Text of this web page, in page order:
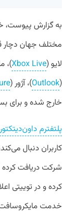
به گزارش پیوست،
مختلف جهان
لایو (Xbox Live)،
(
Outlook)، آژور (
خارج شده و برای
پلتفترم داون‌دیتکتور
کاربران دنبال
شرکت دریافت
کرده و در توییتی
خدمت مایکروسافت ۳۶۵